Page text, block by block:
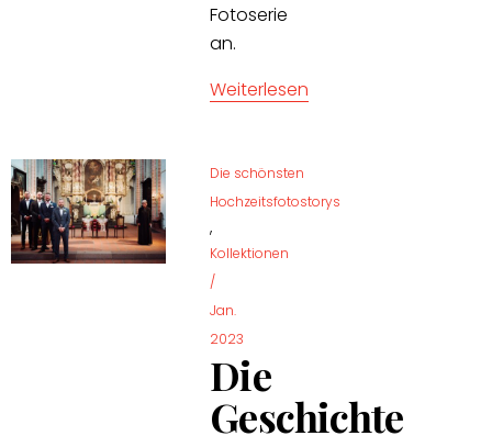
Fotoserie
an.
Weiterlesen
Die schönsten
Hochzeitsfotostorys
,
Kollektionen
/
Jan.
2023
Die
Geschichte